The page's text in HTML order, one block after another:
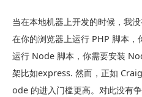
当在本地机器上开发的时候，我
在你的浏览器上运行 PHP 脚本
运行 Node 脚本，你需要安装
架比如express. 然而，正如
ode 的进入门槛更高。对此没有争